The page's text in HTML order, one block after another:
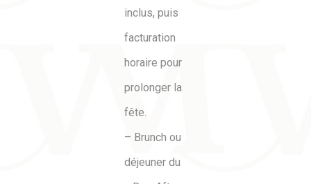
inclus, puis
facturation
horaire pour
prolonger la
fête.
– Brunch ou
déjeuner du